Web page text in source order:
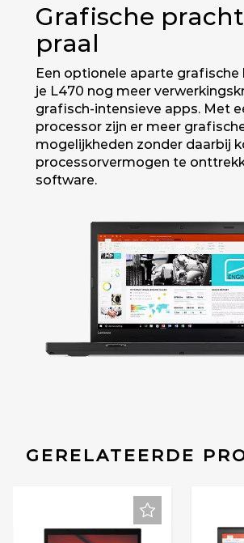
Grafische
praal
Een optionele aparte
je L470 nog meer
grafisch-intensieve apps. Met
processor zijn er meer
mogelijkheden zonder daarbij
processorvermogen te
software.
GERELATEERDE